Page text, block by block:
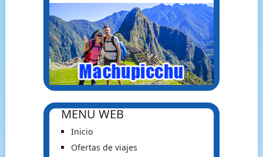
MENU WEB
Inicio
Ofertas de viajes